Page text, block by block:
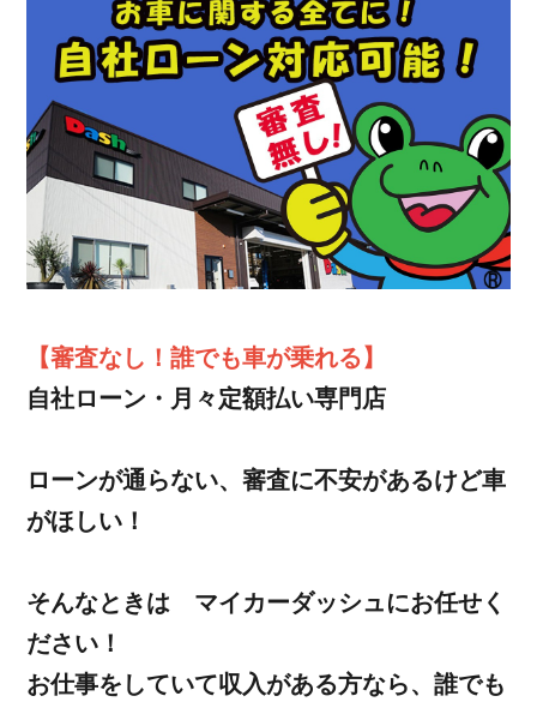
【審査なし！誰でも車が乗れる】
自社ローン・月々定額払い専門店
ローンが通らない、審査に不安があるけど車
がほしい！
そんなときは マイカーダッシュにお任せく
ださい！
お仕事をしていて収入がある方なら、誰でも